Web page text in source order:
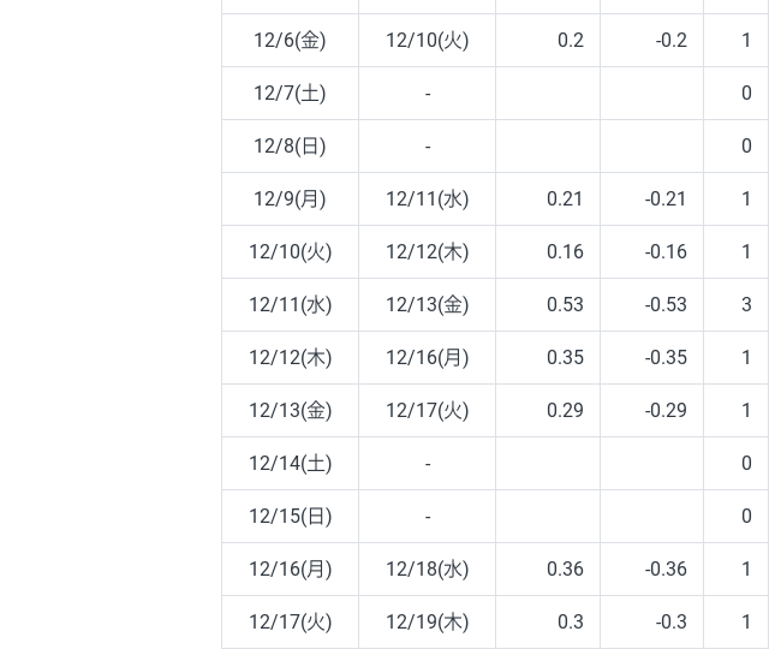
12/6(金) 12/10(火) 0.2 -0.2 1
12/7(土) - 0
12/8(日) - 0
12/9(月) 12/11(水) 0.21 -0.21 1
12/10(火) 12/12(木) 0.16 -0.16 1
12/11(水) 12/13(金) 0.53 -0.53 3
12/12(木) 12/16(月) 0.35 -0.35 1
12/13(金) 12/17(火) 0.29 -0.29 1
12/14(土) - 0
12/15(日) - 0
12/16(月) 12/18(水) 0.36 -0.36 1
12/17(火) 12/19(木) 0.3 -0.3 1